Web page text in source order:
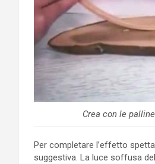
Crea con le
Per completare l’effetto
suggestiva. La luce soffusa